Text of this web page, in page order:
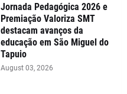
Jornada Pedagógica 2026 e
Premiação Valoriza SMT
destacam avanços da
educação em São Miguel do
Tapuio
August 03, 2026